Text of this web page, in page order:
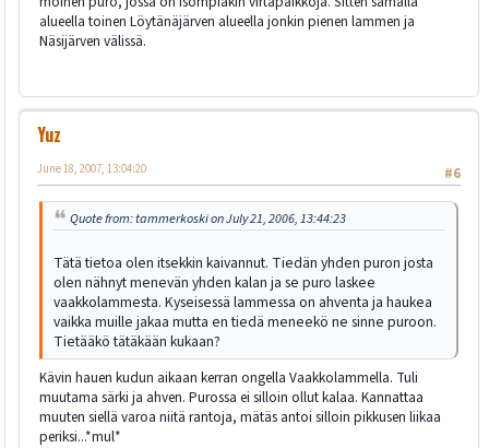
alueella toinen Löytänäjärven alueella jonkin pienen lammen ja
Näsijärven välissä.
Yuz
#6
June 18, 2007, 13:04:20
Quote from: tammerkoski on July 21, 2006, 13:44:23
Tätä tietoa olen itsekkin kaivannut. Tiedän yhden puron josta
olen nähnyt menevän yhden kalan ja se puro laskee
vaakkolammesta. Kyseisessä lammessa on ahventa ja haukea
vaikka muille jakaa mutta en tiedä meneekö ne sinne puroon.
Tietääkö tätäkään kukaan?
Kävin hauen kudun aikaan kerran ongella Vaakkolammella. Tuli
muutama särki ja ahven. Purossa ei silloin ollut kalaa. Kannattaa
muuten siellä varoa niitä rantoja, mätäs antoi silloin pikkusen liikaa
periksi...*mul*